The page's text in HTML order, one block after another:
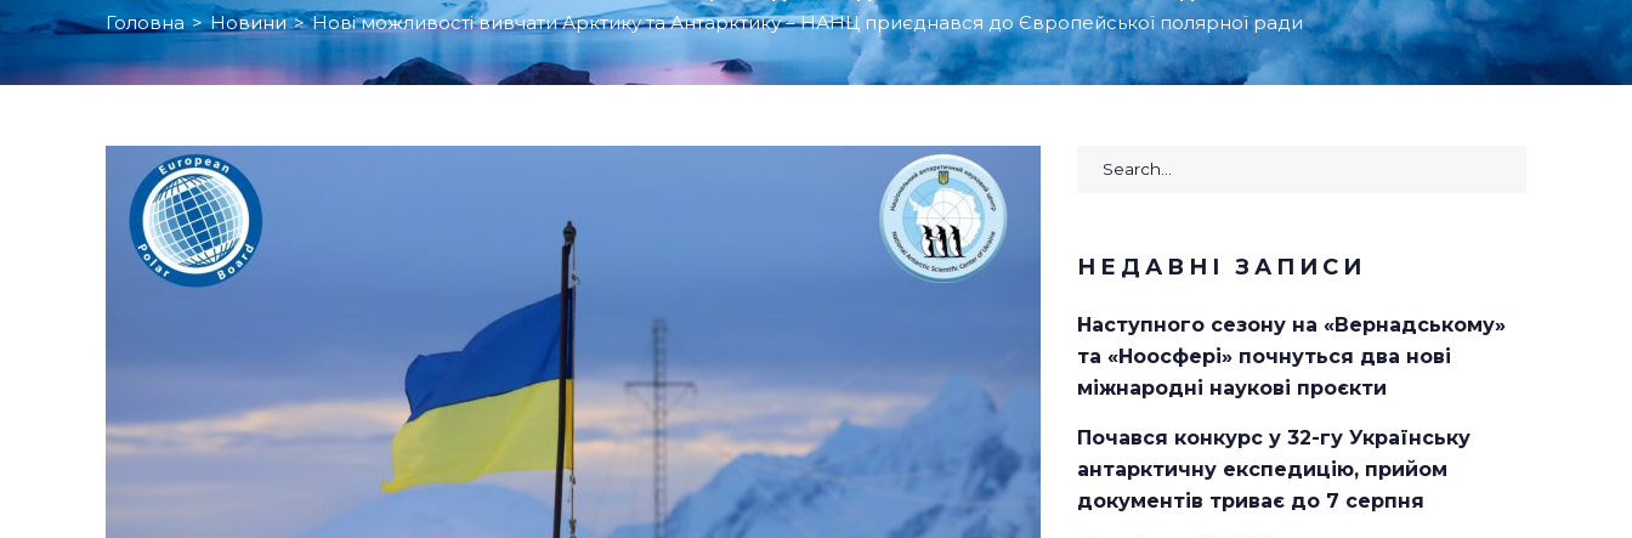
Головна > Новини > Нові можливості вивчати Арктику та Антарктику – НАНЦ приєднався до Європейської полярної ради
Search
НЕДАВНІ ЗАПИСИ
Наступного сезону на «Вернадському»
та «Ноосфері» почнуться два нові
міжнародні наукові проєкти
Почався конкурс у 32-гу Українську
антарктичну експедицію, прийом
документів триває до 7 серпня